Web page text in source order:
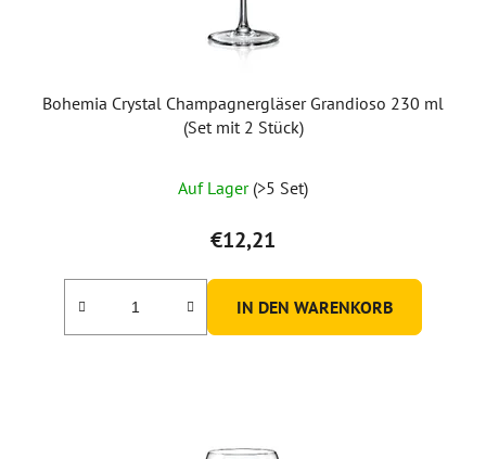
Bohemia Crystal Champagnergläser Grandioso 230 ml
(Set mit 2 Stück)
Auf Lager (>5 Set)
€12,21
IN DEN WARENKORB